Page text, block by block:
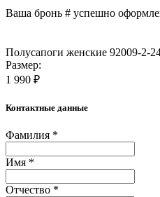
Ваша бронь # успешно
Полусапоги женские 92009-2-
Размер:
1 990 ₽
Контактные данные
Фамилия *
Имя *
Отчество *